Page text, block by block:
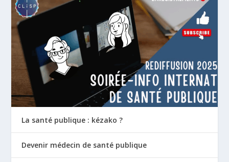
La santé publique : kézako ?
Devenir médecin de santé publique